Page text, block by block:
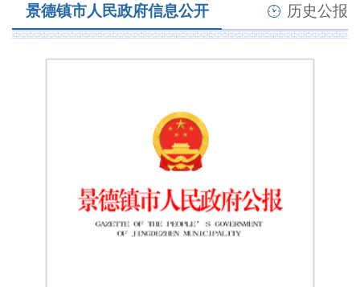
景德镇市人民政府信息公开 历史公报